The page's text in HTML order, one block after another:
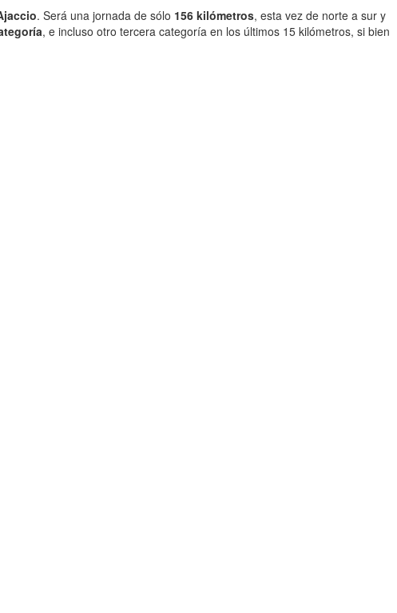
. Será una jornada de sólo 156 kilómetros, esta vez de norte a sur y
, e incluso otro tercera categoría en los últimos 15 kilómetros, si bien